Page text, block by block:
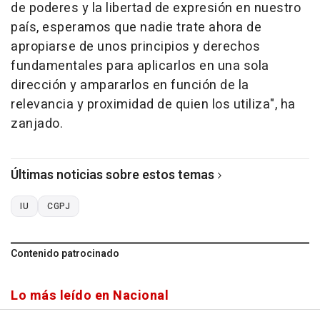
de poderes y la libertad de expresión en nuestro
país, esperamos que nadie trate ahora de
apropiarse de unos principios y derechos
fundamentales para aplicarlos en una sola
dirección y ampararlos en función de la
relevancia y proximidad de quien los utiliza", ha
zanjado.
Últimas noticias sobre estos temas
IU CGPJ
Contenido patrocinado
Lo más leído en Nacional